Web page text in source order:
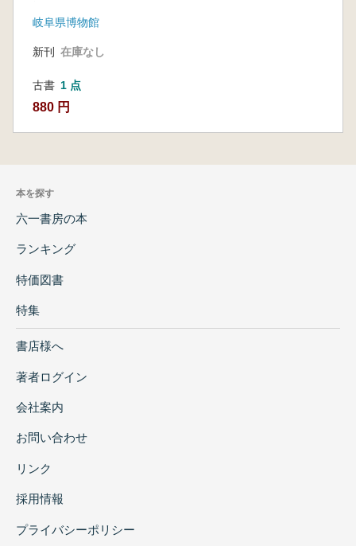
岐阜県博物館
新刊 在庫なし
古書 1 点
880 円
本を探す
六一書房の本
ランキング
特価図書
特集
書店様へ
著者ログイン
会社案内
お問い合わせ
リンク
採用情報
プライバシーポリシー